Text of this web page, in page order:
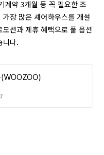
계약 3개월 등 꼭 필요한 조
장 많은 셰어하우스를 개설
션과 제휴 혜택으로 풀 옵션
니다.
(WOOZOO)